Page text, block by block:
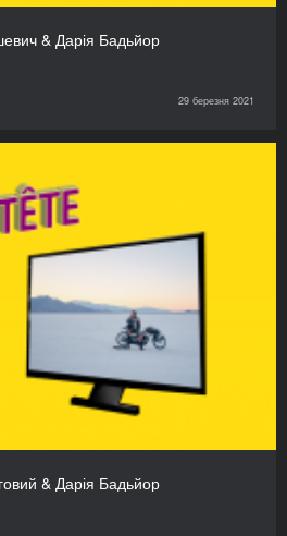
& Дарія Бадьйор
29 березня 2021
& Дарія Бадьйор